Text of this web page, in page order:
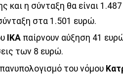
και η σύνταξη θα είναι
στα 1.501 ευρώ.
ΙΚΑπαίρνουν αύξηση 41
των 8 ευρώ.
του νόμου